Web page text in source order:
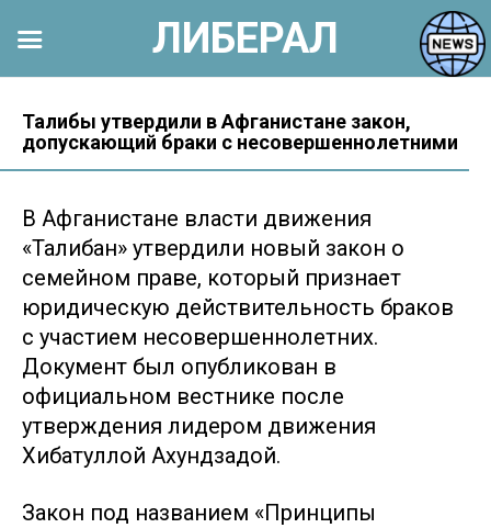
контенту
Талибы утвердили в Афганистане закон,
допускающий браки с несовершеннолетними
В Афганистане власти движения
«Талибан» утвердили новый закон о
семейном праве, который признает
юридическую действительность браков
с участием несовершеннолетних.
Документ был опубликован в
официальном вестнике после
утверждения лидером движения
Хибатуллой Ахундзадой.
Закон под названием «Принципы
ЛИБЕРАЛ